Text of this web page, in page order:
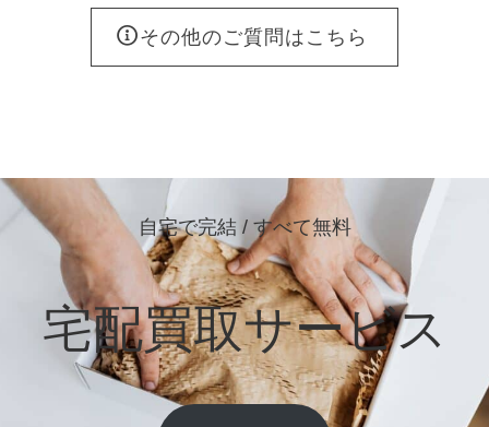
その他のご質問はこちら
自宅で完結 / すべて無料
宅配買取サービス